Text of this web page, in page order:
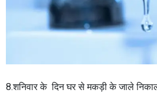
8.शनिवार के दिन घर से मकड़ी के जाले